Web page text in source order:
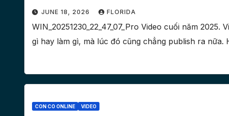
JUNE 18, 2026 FLORIDA
WIN_20251230_22_47_07_Pro Video cuối năm
gì hay làm gì, mà lúc đó cũng chẳng publish ra nữa.
CON CO ONLINE VIDEO